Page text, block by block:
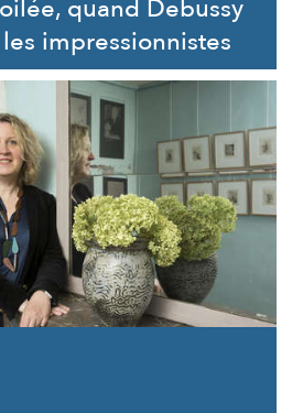
quand Debussy
impressionnistes